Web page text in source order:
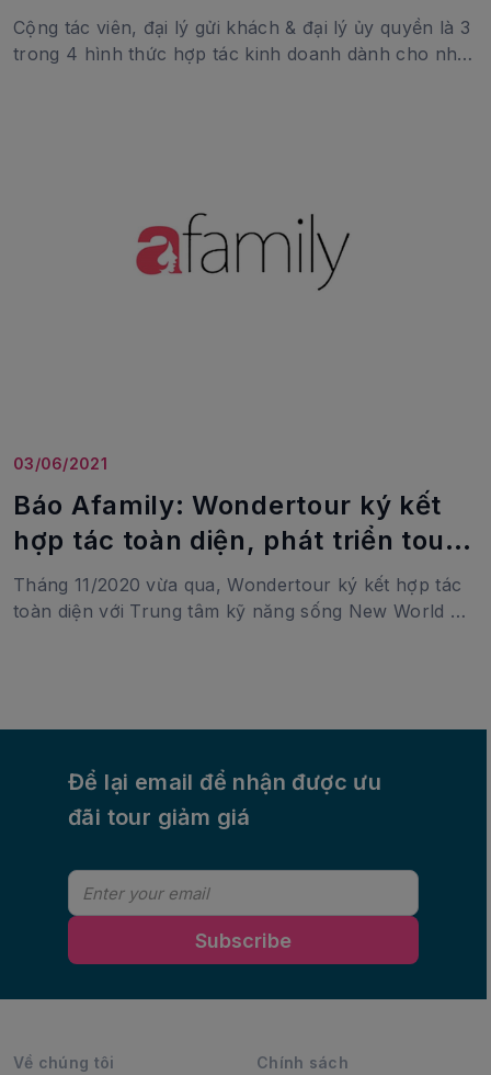
khoản bán tour
Cộng tác viên, đại lý gửi khách & đại lý ủy quyền là 3
trong 4 hình thức hợp tác kinh doanh dành cho nhà
03/06/2021
Báo Afamily: Wondertour ký kết
hợp tác toàn diện, phát triển tour
kỹ năng đích thực
Tháng 11/2020 vừa qua, Wondertour ký kết hợp tác
toàn diện với Trung tâm kỹ năng sống New World để
Để lại email để nhận được ưu
đãi tour giảm giá
Subscribe
Về chúng tôi Chính sách